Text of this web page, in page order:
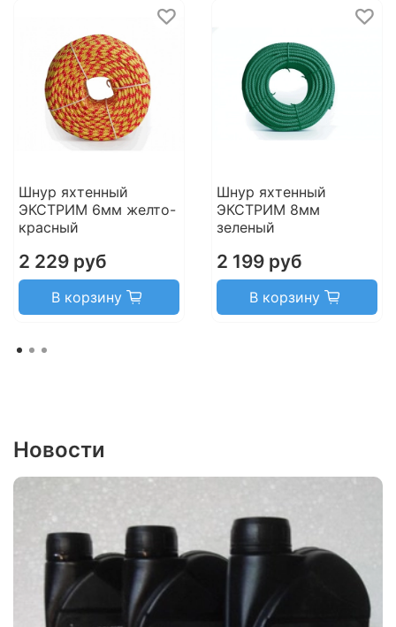
Шнур яхтенный
ЭКСТРИМ 6мм желто-
красный
2 229 руб
В корзину
Шнур яхтенный
ЭКСТРИМ 8мм
зеленый
2 199 руб
В корзину
Новости